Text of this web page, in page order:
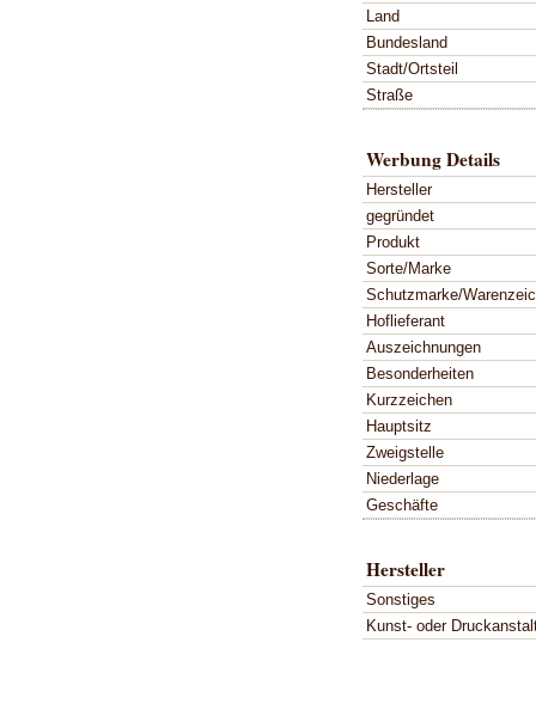
Land
Bundesland
Stadt/Ortsteil
Straße
Werbung Details
Hersteller
gegründet
Produkt
Sorte/Marke
Schutzmarke/
Hoflieferant
Auszeichnungen
Besonderheiten
Kurzzeichen
Hauptsitz
Zweigstelle
Niederlage
Geschäfte
Hersteller
Sonstiges
Kunst- oder